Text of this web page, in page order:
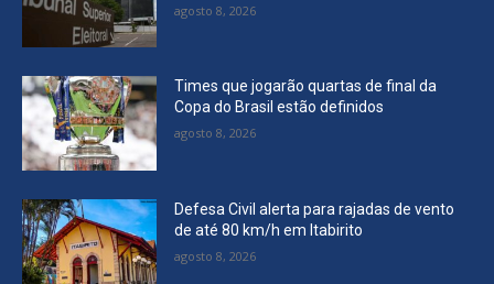
agosto 8, 2026
Times que jogarão quartas de final da
Copa do Brasil estão definidos
agosto 8, 2026
Defesa Civil alerta para rajadas de vento
de até 80 km/h em Itabirito
agosto 8, 2026